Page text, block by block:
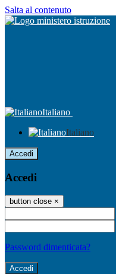
Salta al contenuto
Italiano
Italiano
Accedi
Accedi
button close ×
Password dimenticata?